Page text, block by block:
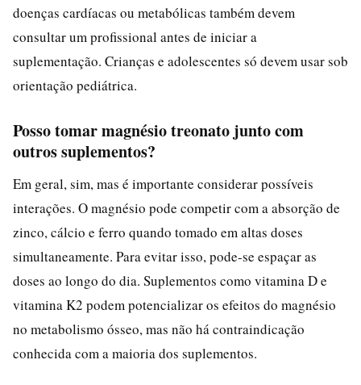
doenças cardíacas ou metabólicas também devem
consultar um profissional antes de iniciar a
suplementação. Crianças e adolescentes só devem usar sob
orientação pediátrica.
Posso tomar magnésio treonato junto com
outros suplementos?
Em geral, sim, mas é importante considerar possíveis
interações. O magnésio pode competir com a absorção de
zinco, cálcio e ferro quando tomado em altas doses
simultaneamente. Para evitar isso, pode-se espaçar as
doses ao longo do dia. Suplementos como vitamina D e
vitamina K2 podem potencializar os efeitos do magnésio
no metabolismo ósseo, mas não há contraindicação
conhecida com a maioria dos suplementos.